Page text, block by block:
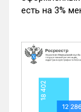
есть на 3%